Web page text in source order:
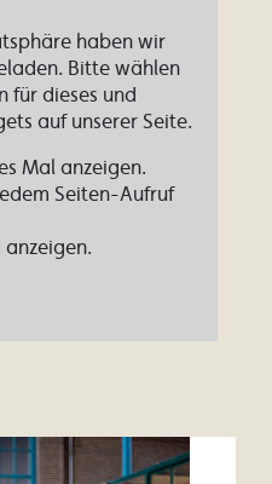
haben wir
Bitte wählen
für dieses und
auf unserer Seite.
Mal anzeigen.
Seiten-Aufruf